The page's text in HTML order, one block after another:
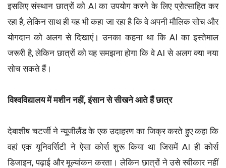
इसलिए संस्थान छात्रों को AI का उपयोग करने के लिए प्रोत्साहित कर
रहा है, लेकिन साथ ही यह भी कहा जा रहा है कि वे अपनी मौलिक सोच और
योगदान को अलग से दिखाएं। उनका कहना था कि AI का इस्तेमाल
जरूरी है, लेकिन छात्रों को यह समझना होगा कि वे AI से अलग क्या नया
सोच सकते हैं।
विश्वविद्यालय में मशीन नहीं, इंसान से सीखने आते हैं छात्र
देबाशीष चटर्जी ने न्यूजीलैंड के एक उदाहरण का जिक्र करते हुए कहा कि
वहां एक यूनिवर्सिटी ने ऐसा कोर्स शुरू किया था जिसमें AI ही कोर्स
डिजाइन, पढ़ाई और मूल्यांकन करता। लेकिन छात्रों ने उसे स्वीकार नहीं